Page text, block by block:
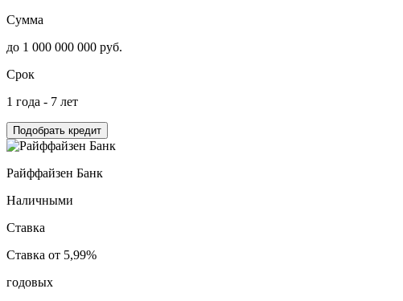
Сумма
до 1 000 000 000 руб.
Срок
1 года - 7 лет
Подобрать кредит
Райффайзен Банк
Наличными
Ставка
Ставка от 5,99%
годовых